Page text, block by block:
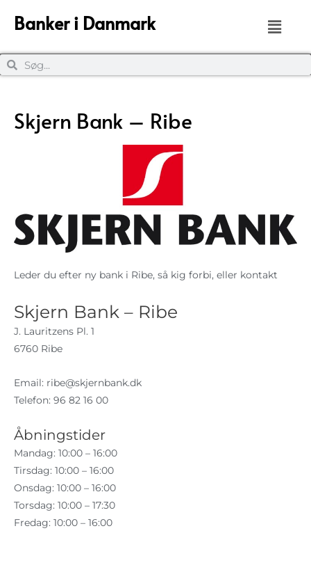
Banker i Danmark
Skjern Bank – Ribe
Leder du efter ny bank i Ribe, så kig forbi, eller kontakt
Skjern Bank – Ribe
J. Lauritzens Pl. 1
6760 Ribe
Email: ribe@skjernbank.dk
Telefon: 96 82 16 00
Åbningstider
Mandag: 10:00 – 16:00
Tirsdag: 10:00 – 16:00
Onsdag: 10:00 – 16:00
Torsdag: 10:00 – 17:30
Fredag: 10:00 – 16:00